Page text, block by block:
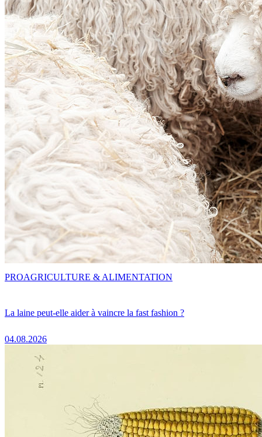
La laine peut-elle aider à vaincre la fast fashion ?
04.08.2026
PROAGRICULTURE & ALIMENTATION